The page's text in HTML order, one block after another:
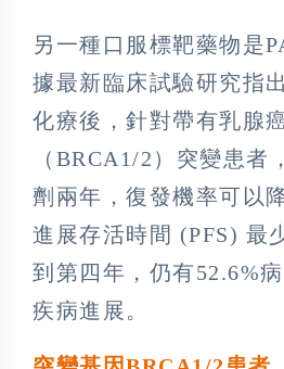
另一種口服標靶藥物是
據最新臨床試驗研究指
化療後，針對帶有乳腺
（BRCA1/2）突變患者
劑兩年，復發機率可以
進展存活時間 (PFS) 最
到第四年，仍有52.6%
疾病進展。